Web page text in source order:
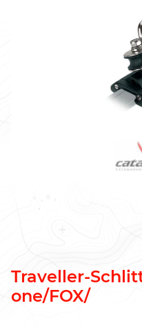
Traveller-
one/FOX/